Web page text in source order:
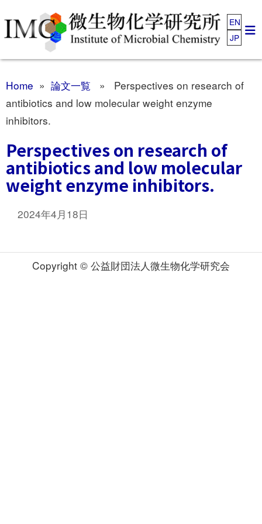
EN
JP
Home » 論文一覧 » Perspectives on research of
antibiotics and low molecular weight enzyme
inhibitors.
Perspectives on research of
antibiotics and low molecular
weight enzyme inhibitors.
2024年4月18日
Copyright © 公益財団法人微生物化学研究会